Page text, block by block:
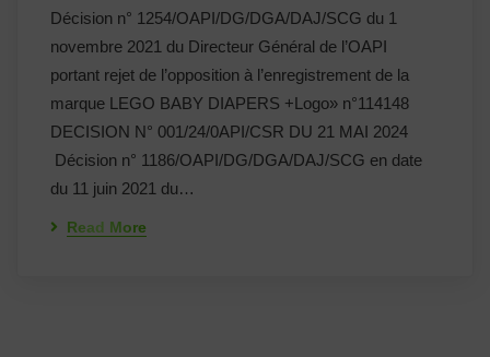
Décision n° 1254/OAPI/DG/DGA/DAJ/SCG du 1
novembre 2021 du Directeur Général de l’OAPI
portant rejet de l’opposition à l’enregistrement de la
marque LEGO BABY DIAPERS +Logo» n°114148
DECISION N° 001/24/0API/CSR DU 21 MAI 2024
Décision n° 1186/OAPI/DG/DGA/DAJ/SCG en date
du 11 juin 2021 du…
Read More